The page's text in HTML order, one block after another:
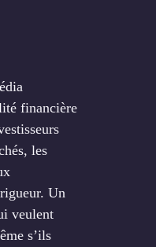
financière
les
Un
veulent
s’ils